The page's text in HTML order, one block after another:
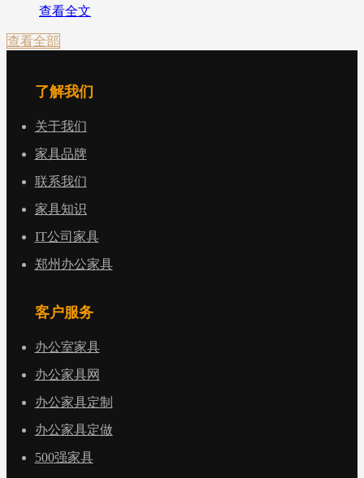
查看全文
查看全部
了解我们
关于我们
家具品牌
联系我们
家具知识
IT公司家具
郑州办公家具
客户服务
办公室家具
办公家具网
办公家具定制
办公家具定做
500强家具